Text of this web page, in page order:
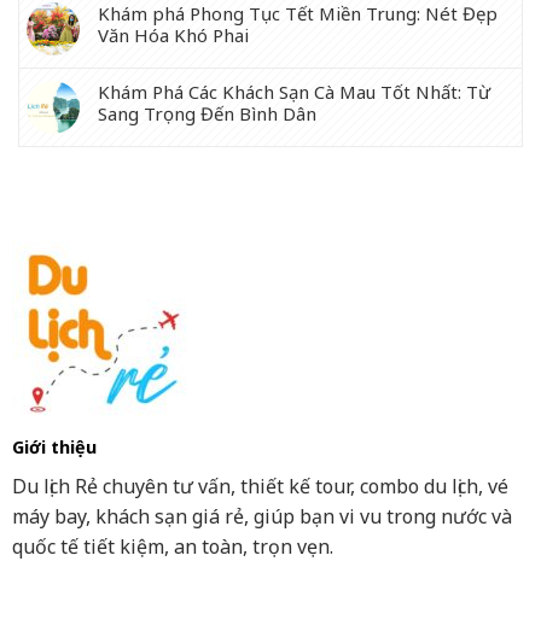
Khám phá Phong Tục Tết Miền Trung: Nét Đẹp
Văn Hóa Khó Phai
Khám Phá Các Khách Sạn Cà Mau Tốt Nhất: Từ
Sang Trọng Đến Bình Dân
Giới thiệu
Du lịch Rẻ chuyên tư vấn, thiết kế tour, combo du lịch, vé
máy bay, khách sạn giá rẻ, giúp bạn vi vu trong nước và
quốc tế tiết kiệm, an toàn, trọn vẹn.